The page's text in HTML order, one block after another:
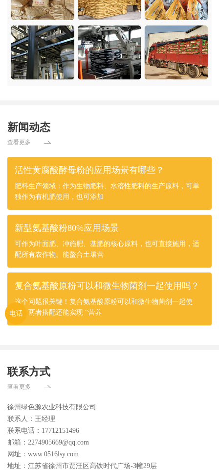
电话
新闻动态
查看更多
活性黄腐酸酵母粉的应用场景有哪些？
肥料生产领域：作为生物肥料、水溶性肥料的生产原料，可单
独作为有机肥使用，也可添加
新型氨基酸粉80%应用场景
可作为叶面肥、冲施肥、基肥的核心原料，也可直接施用，适
配所有农作物。能螯合土壤营
复合氨基酸原粉可以和微生物菌剂一起使用吗？
这个问题很关键！复合氨基酸原粉可以和微生物菌剂一起使
用，两者搭配还能实现 “营养
联系方式
查看更多
徐州绿色源农业科技有限公司
联系人：王经理
联系电话：17712151496
邮箱：2274905669@qq.com
网址：www.0516lsy.com
地址：江苏省徐州市贾汪区高铁时代广场-3幢29层